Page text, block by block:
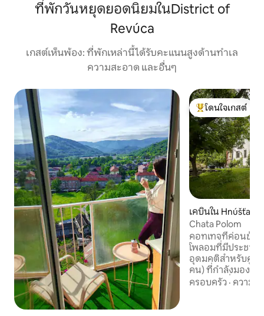
ที่พักวันหยุดยอดนิยมในDistrict of
Revúca
เกสต์เห็นพ้อง: ที่พักเหล่านี้ได้รับคะแนนสูงด้านทำเล
ความสะอาด และอื่นๆ
โดนใจเกสต์ที่สุด
โดนใจเกสต์
เคบินใน Hnúšťa
Chata Polom
คอทเทจที่ค่อนข้าง
โพลอมที่มีประชาก
อุดมคติสำหรับคู่รั
คน) ที่กำลังมองห
พักผ่อน เนื่องจาก
ครอบครัว · ความคุ้